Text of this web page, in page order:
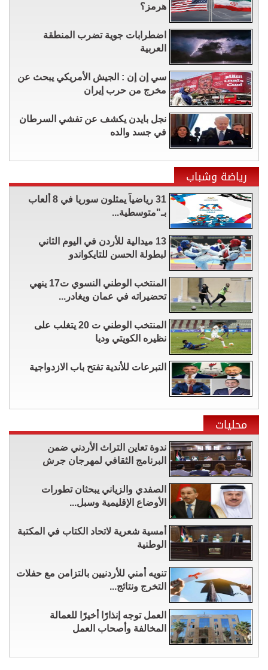
هرمز؟
اضطرابات جوية تضرب المنطقة
العربية
سي إن إن : الجيش الأمريكي يبحث عن
مخرج من حرب إيران
نجل بايدن يكشف عن تفشي السرطان
في جسد والده
رياضة وشباب
31 رياضياً يمثلون سوريا في 8 ألعاب
بـ"متوسطية...
13 ميدالية للأردن في اليوم الثاني
لبطولة الحسن للتايكواندو
المنتخب الوطني النسوي ت17 ينهي
تحضيراته في عمان ويغادر...
المنتخب الوطني ت 20 يتغلب على
نظيره الكويتي وديا
التبرعات للأندية تفتح باب الازدواجية
محليات
ندوة تعاين التراث الأردني ضمن
البرنامج الثقافي لمهرجان جرش
الصفدي والزياني يبحثان تطورات
الأوضاع الإقليمية وسبل...
أمسية شعرية لاتحاد الكتاب في المكتبة
الوطنية
تنويه أمني للأردنيين بالتزامن مع حفلات
التخرج ونتائج...
العمل توجه إنذارًا أخيرًا للعمالة
المخالفة وأصحاب العمل